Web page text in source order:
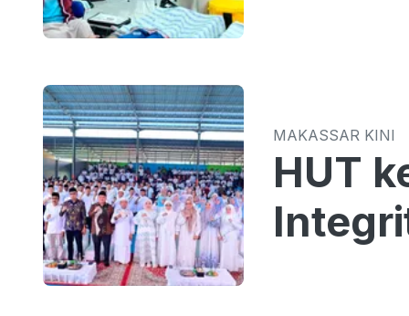
MAKASSAR KINI
HUT